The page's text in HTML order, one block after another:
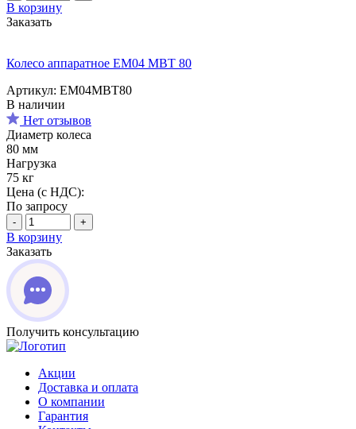
В корзину
Заказать
Колесо аппаратное EM04 MBT 80
Артикул: EM04MBT80
В наличии
Нет отзывов
Диаметр колеса
80 мм
Нагрузка
75 кг
Цена (с НДС):
По запросу
- +
В корзину
Заказать
Получить консультацию
Акции
Доставка и оплата
О компании
Гарантия